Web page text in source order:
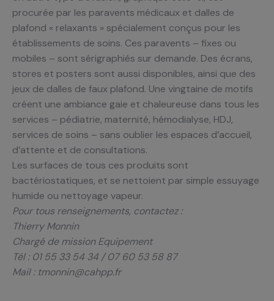
procurée par les paravents médicaux et dalles de
plafond « relaxants » spécialement conçus pour les
établissements de soins. Ces paravents – fixes ou
mobiles – sont sérigraphiés sur demande. Des écrans,
stores et posters sont aussi disponibles, ainsi que des
jeux de dalles de faux plafond. Une vingtaine de motifs
créent une ambiance gaie et chaleureuse dans tous les
services – pédiatrie, maternité, hémodialyse, HDJ,
services de soins – sans oublier les espaces d’accueil,
d’attente et de consultations.
Les surfaces de tous ces produits sont
bactériostatiques, et se nettoient par simple essuyage
humide ou nettoyage vapeur.
Pour tous renseignements, contactez :
Thierry Monnin
Chargé de mission Equipement
Tél : 01 55 33 54 34 / 07 60 53 58 87
Mail : tmonnin@cahpp.fr